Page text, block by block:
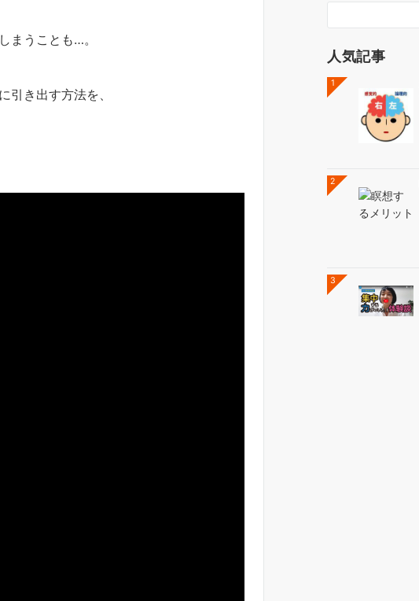
まうことも…。
引き出す方法を、
人気記事
1
2
3